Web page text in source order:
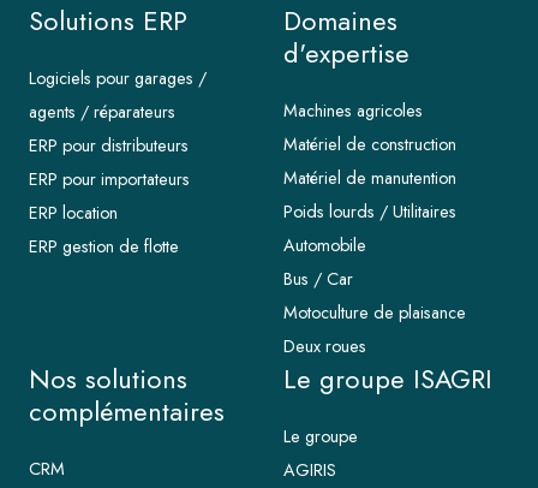
Solutions ERP
Logiciels pour garages /
agents / réparateurs
ERP pour distributeurs
ERP pour importateurs
ERP location
ERP gestion de flotte
Domaines
d'expertise
Machines agricoles
Matériel de construction
Matériel de manutention
Poids lourds / Utilitaires
Automobile
Bus / Car
Motoculture de plaisance
Deux roues
Nos solutions
complémentaires
CRM
Le groupe ISAGRI
Le groupe
AGIRIS